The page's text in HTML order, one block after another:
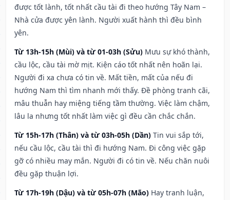
được tốt lành, tốt nhất cầu tài đi theo hướng Tây Nam –
Nhà cửa được yên lành. Người xuất hành thì đều bình
yên.
Từ 13h-15h (Mùi) và từ 01-03h (Sửu) Mưu sự khó thành,
cầu lộc, cầu tài mờ mịt. Kiện cáo tốt nhất nên hoãn lại.
Người đi xa chưa có tin về. Mất tiền, mất của nếu đi
hướng Nam thì tìm nhanh mới thấy. Đề phòng tranh cãi,
mâu thuẫn hay miệng tiếng tầm thường. Việc làm chậm,
lâu la nhưng tốt nhất làm việc gì đều cần chắc chắn.
Từ 15h-17h (Thân) và từ 03h-05h (Dần) Tin vui sắp tới,
nếu cầu lộc, cầu tài thì đi hướng Nam. Đi công việc gặp
gỡ có nhiều may mắn. Người đi có tin về. Nếu chăn nuôi
đều gặp thuận lợi.
Từ 17h-19h (Dậu) và từ 05h-07h (Mão) Hay tranh luận,